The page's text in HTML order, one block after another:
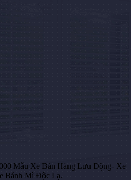
Mẫu Xe Bán Hàng Lưu Động- Xe
Bánh Mì Độc Lạ.